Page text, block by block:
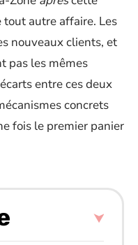
tout autre affaire. Les
nouveaux clients, et
pas les mêmes
entre ces deux
concrets
fois le premier panier